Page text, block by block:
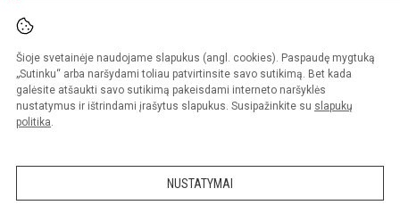
Šioje svetainėje naudojame slapukus (angl. cookies). Paspaudę mygtuką
„Sutinku“ arba naršydami toliau patvirtinsite savo sutikimą. Bet kada
galėsite atšaukti savo sutikimą pakeisdami interneto naršyklės
nustatymus ir ištrindami įrašytus slapukus. Susipažinkite su slapukų
politika.
NUSTATYMAI
Kopijuoti turinį be raštiško įstaigos administracijos sutikimo griežtai draudžiama.
Prieinamumo paraiška Slapukų politika
Sumanus būdas atnaujinti